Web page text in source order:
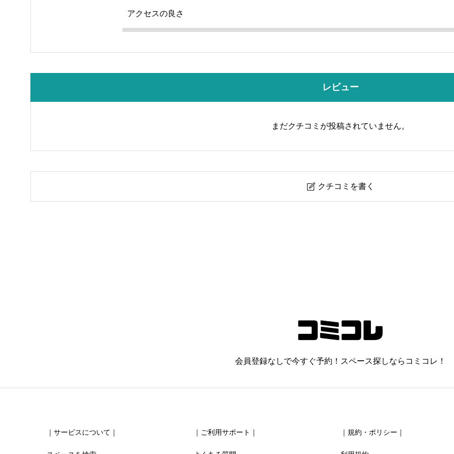
アクセスの良さ
レビュー
まだクチコミが投稿されていません。
 クチコミを書く
会員登録なしで今すぐ予約！スペース探しならコミコレ！
｜サービスについて｜ ｜ご利用サポート｜ ｜規約・ポリシー｜